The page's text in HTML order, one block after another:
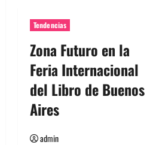
Tendencias
Zona Futuro en la
Feria Internacional
del Libro de Buenos
Aires
admin